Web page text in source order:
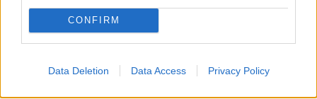
CONFIRM
Data Deletion Data Access Privacy Policy